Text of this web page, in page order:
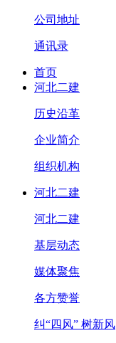
公司地址
通讯录
首页
河北二建
历史沿革
企业简介
组织机构
河北二建
河北二建
基层动态
媒体聚焦
各方赞誉
纠“四风” 树新风